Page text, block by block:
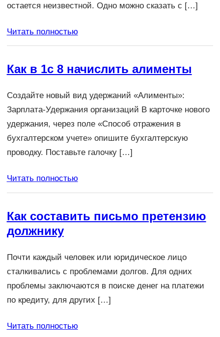
остается неизвестной. Одно можно сказать с […]
Читать полностью
Как в 1с 8 начислить алименты
Создайте новый вид удержаний «Алименты»:
Зарплата-Удержания организаций В карточке нового
удержания, через поле «Способ отражения в
бухгалтерском учете» опишите бухгалтерскую
проводку. Поставьте галочку […]
Читать полностью
Как составить письмо претензию
должнику
Почти каждый человек или юридическое лицо
сталкивались с проблемами долгов. Для одних
проблемы заключаются в поиске денег на платежи
по кредиту, для других […]
Читать полностью